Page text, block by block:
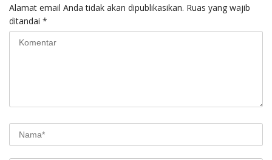
Alamat email Anda tidak akan dipublikasikan. Ruas yang wajib
ditandai *